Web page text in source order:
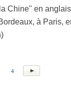
Chine" en
à Paris,
4